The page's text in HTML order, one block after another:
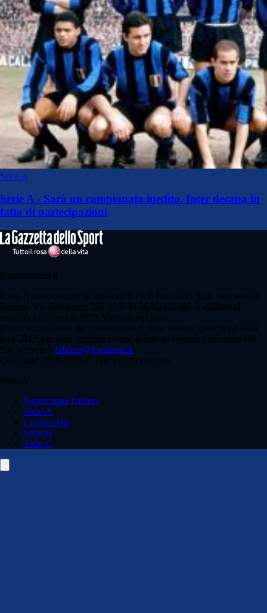
Serie A
Serie A - Sarà un campionato inedito. Inter decana in
fatto di partecipazioni
Numericalcio.it
Il sito Numericalcio.it di titolarità di FAB four 2013 S.r.l., con sede in
Firenze, Via Bolognese 263, C.F./PI 06342490486, è affiliato al
network Gazzanet di RCS Mediagroup S.p.a..
Unico responsabile dei contenuti (testi, foto, video e grafiche) è FAB
four 2013; per ogni comunicazione avente ad oggetto i contenuti del
Sito scrivere a fabfour@legalmail.it
Copyright 2021-2026 © Tutti i diritti riservati.
Serie A
Supercoppa Italiana
Serie A
Coppa Italia
Serie B
Serie C